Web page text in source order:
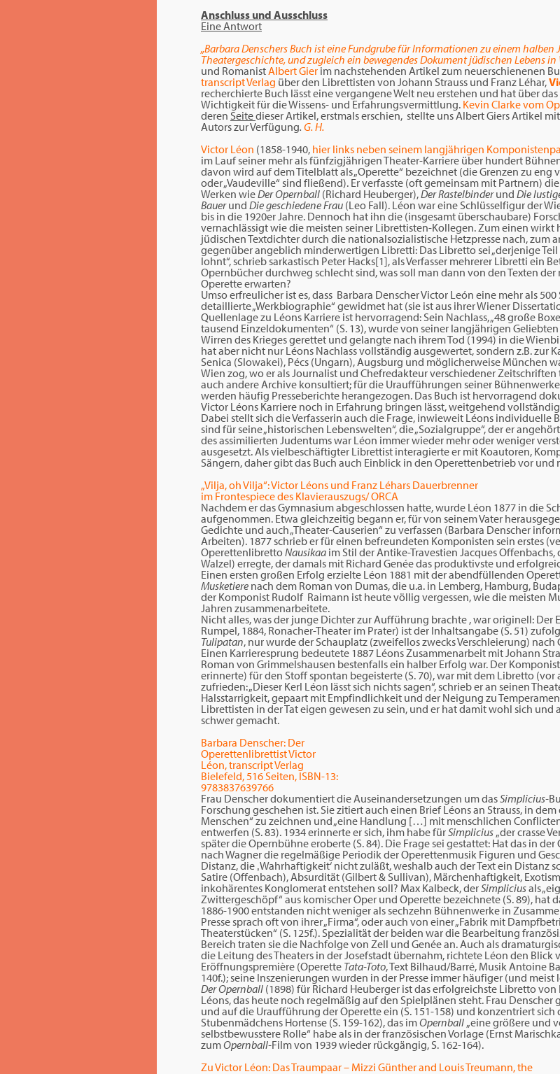
Anschluss und Ausschluss
Eine Antwort
„Barbara Denschers Buch ist eine Fundgrube für Informationen zu einem
Theatergeschichte, und zugleich ein bewegendes Dokument jüdischen Lebens in
und RomanistAlbert Gier im nachstehenden Artikel zum neuerschienenen
transcript Verlag über den Librettisten von Johann Strauss und Franz Léhar,
recherchierte Buch lässt eine vergangene Welt neu erstehen und hat über
Wichtigkeit für die Wissens- und Erfahrungsvermittlung. Kevin Clarke vom
deren Seitedieser Artikel, erstmals erschien, stellte uns Albert Giers Artikel
Autors zur Verfügung. G. H.
Victor Léon (1858-1940, hier links neben seinem langjährigen
im Lauf seiner mehr als fünfzigjährigen Theater-Karriere über hundert
davon wird auf dem Titelblatt als „Operette“ bezeichnet (die Grenzen zu eng
oder „Vaudeville“ sind fließend). Er verfasste (oft gemeinsam mit Partnern)
Werken wieDer Opernball (Richard Heuberger),Der Rastelbinderund Die
Bauerund Die geschiedene Frau (Leo Fall). Léon war eine Schlüsselfigur der
bis in die 1920er Jahre. Dennoch hat ihn die (insgesamt überschaubare)
vernachlässigt wie die meisten seiner Librettisten-Kollegen. Zum einen
jüdischen Textdichter durch die nationalsozialistische Hetzpresse nach,
gegenüber angeblich minderwertigen Libretti: Das Libretto sei „derjenige
lohnt“, schrieb sarkastisch Peter Hacks[1], als Verfasser mehrerer Libretti ein
Opernbücher durchweg schlecht sind, was soll man dann von den Texten
Operette erwarten?
Umso erfreulicher ist es, dass Barbara Denscher Victor León eine mehr als
detaillierte „Werkbiographie“ gewidmet hat (sie ist aus ihrer Wiener
Quellenlage zu Léons Karriere ist hervorragend: Sein Nachlass, „48 große
tausend Einzeldokumenten“ (S. 13), wurde von seiner langjährigen
Wirren des Krieges gerettet und gelangte nach ihrem Tod (1994) in die
hat aber nicht nur Léons Nachlass vollständig ausgewertet, sondern z.B. zur
Senica (Slowakei), Pécs (Ungarn), Augsburg und möglicherweise München
Wien zog, wo er als Journalist und Chefredakteur verschiedener
auch andere Archive konsultiert; für die Uraufführungen seiner
werden häufig Presseberichte herangezogen. Das Buch ist hervorragend
Victor Léons Karriere noch in Erfahrung bringen lässt, weitgehend
Dabei stellt sich die Verfasserin auch die Frage, inwieweit Léons individuelle
sind für seine „historischen Lebenswelten“, die „Sozialgruppe“, der er
des assimilierten Judentums war Léon immer wieder mehr oder weniger
ausgesetzt. Als vielbeschäftigter Librettist interagierte er mit Koautoren,
Sängern, daher gibt das Buch auch Einblick in den Operettenbetrieb vor und
„Vilja, oh Vilja“: Victor Léons und Franz Léhars Dauerbrenner
im Frontespiece des Klavierauszugs/ ORCA
Nachdem er das Gymnasium abgeschlossen hatte, wurde Léon 1877 in die
aufgenommen. Etwa gleichzeitig begann er, für von seinem Vater
Gedichte und auch „Theater-Causerien“ zu verfassen (Barbara Denscher
Arbeiten). 1877 schrieb er für einen befreundeten Komponisten sein erstes
OperettenlibrettoNausikaa im Stil der Antike-Travestien Jacques Offenbachs,
Walzel) erregte, der damals mit Richard Genée das produktivste und
Einen ersten großen Erfolg erzielte Léon 1881 mit der abendfüllenden
Musketiere nach dem Roman von Dumas, die u.a. in Lemberg, Hamburg,
der Komponist Rudolf Raimann ist heute völlig vergessen, wie die meisten
Jahren zusammenarbeitete.
Nicht alles, was der junge Dichter zur Aufführung brachte , war originell: Der
Rumpel, 1884, Ronacher-Theater im Prater) ist der Inhaltsangabe (S. 51)
Tulipatan, nur wurde der Schauplatz (zweifellos zwecks Verschleierung) nach
Einen Karrieresprung bedeutete 1887 Léons Zusammenarbeit mit Johann
Roman von Grimmelshausen bestenfalls ein halber Erfolg war. Der
erinnerte) für den Stoff spontan begeisterte (S. 70), war mit dem Libretto
zufrieden: „Dieser Kerl Léon lässt sich nichts sagen“, schrieb er an seinen
Halsstarrigkeit, gepaart mit Empfindlichkeit und der Neigung zu
Librettisten in der Tat eigen gewesen zu sein, und er hat damit wohl sich
schwer gemacht.
Barbara Denscher: Der
Operettenlibrettist Victor
Léon, transcript Verlag
Bielefeld, 516 Seiten, ISBN-13:
9783837639766
Frau Denscher dokumentiert die Auseinandersetzungen um dasSimplicius-
Forschung geschehen ist. Sie zitiert auch einen Brief Léons an Strauss, in
Menschen“ zu zeichnen und „eine Handlung […] mit menschlichen
entwerfen (S. 83). 1934 erinnerte er sich, ihm habe fürSimplicius „der crasse
später die Opernbühne eroberte (S. 84). Die Frage sei gestattet: Hat das in
nach Wagner die regelmäßige Periodik der Operettenmusik Figuren und
Distanz, die ‚Wahrhaftigkeit‘ nicht zuläßt, weshalb auch der Text ein Distanz
Satire (Offenbach), Absurdität (Gilbert & Sullivan), Märchenhaftigkeit,
inkohärentes Konglomerat entstehen soll? Max Kalbeck, derSimpliciusals
Zwittergeschöpf“ aus komischer Oper und Operette bezeichnete (S. 89), hat
1886-1900 entstanden nicht weniger als sechzehn Bühnenwerke in
Presse sprach oft von ihrer „Firma“, oder auch von einer „Fabrik mit
Theaterstücken“ (S. 125f.). Spezialität der beiden war die Bearbeitung
Bereich traten sie die Nachfolge von Zell und Genée an. Auch als
die Leitung des Theaters in der Josefstadt übernahm, richtete Léon den Blick
Eröffnungspremière (Operette Tata-Toto, Text Bilhaud/Barré, Musik Antoine
140f.); seine Inszenierungen wurden in der Presse immer häufiger (und
Der Opernball (1898) für Richard Heuberger ist das erfolgreichste Libretto
Léons, das heute noch regelmäßig auf den Spielplänen steht. Frau
und auf die Uraufführung der Operette ein (S. 151-158) und konzentriert sich
Stubenmädchens Hortense (S. 159-162), das imOpernball „eine größere und
selbstbewusstere Rolle“ habe als in der französischen Vorlage (Ernst
zumOpernball-Film von 1939 wieder rückgängig, S. 162-164).
Zu Victor Léon: Das Traumpaar – Mizzi Günther and Louis Treumann, the